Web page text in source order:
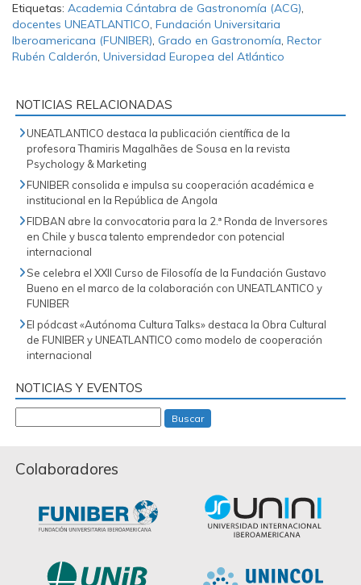
Etiquetas: Academia Cántabra de Gastronomía (ACG),
docentes UNEATLANTICO, Fundación Universitaria
Iberoamericana (FUNIBER), Grado en Gastronomía, Rector
Rubén Calderón, Universidad Europea del Atlántico
NOTICIAS RELACIONADAS
UNEATLANTICO destaca la publicación científica de la
profesora Thamiris Magalhães de Sousa en la revista
Psychology & Marketing
FUNIBER consolida e impulsa su cooperación académica e
institucional en la República de Angola
FIDBAN abre la convocatoria para la 2.ª Ronda de Inversores
en Chile y busca talento emprendedor con potencial
internacional
Se celebra el XXII Curso de Filosofía de la Fundación Gustavo
Bueno en el marco de la colaboración con UNEATLANTICO y
FUNIBER
El pódcast «Autónoma Cultura Talks» destaca la Obra Cultural
de FUNIBER y UNEATLANTICO como modelo de cooperación
internacional
NOTICIAS Y EVENTOS
Buscar
Colaboradores